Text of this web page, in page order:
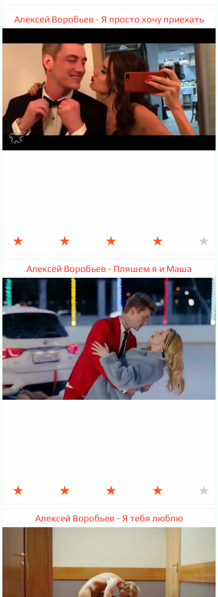
Алексей Воробьев - Я просто хочу приехать
★ ★ ★ ★ ★
Алексей Воробьев - Пляшем я и Маша
★ ★ ★ ★ ★
Алексей Воробьев - Я тебя люблю